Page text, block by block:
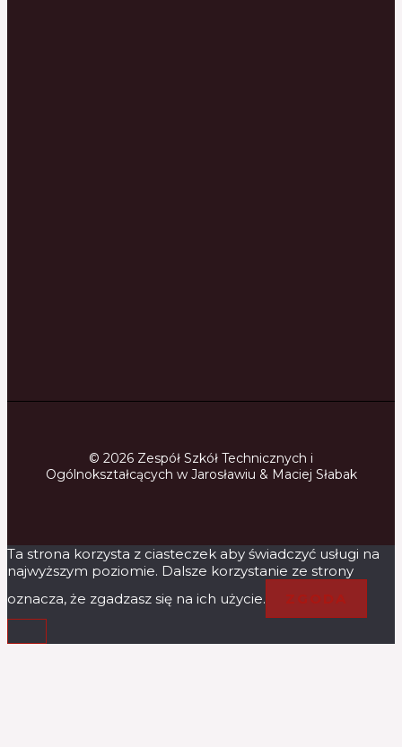
© 2026 Zespół Szkół Technicznych i
Ogólnokształcących w Jarosławiu & Maciej Słabak
Ta strona korzysta z ciasteczek aby świadczyć usługi na
najwyższym poziomie. Dalsze korzystanie ze strony
oznacza, że zgadzasz się na ich użycie.
ZGODA